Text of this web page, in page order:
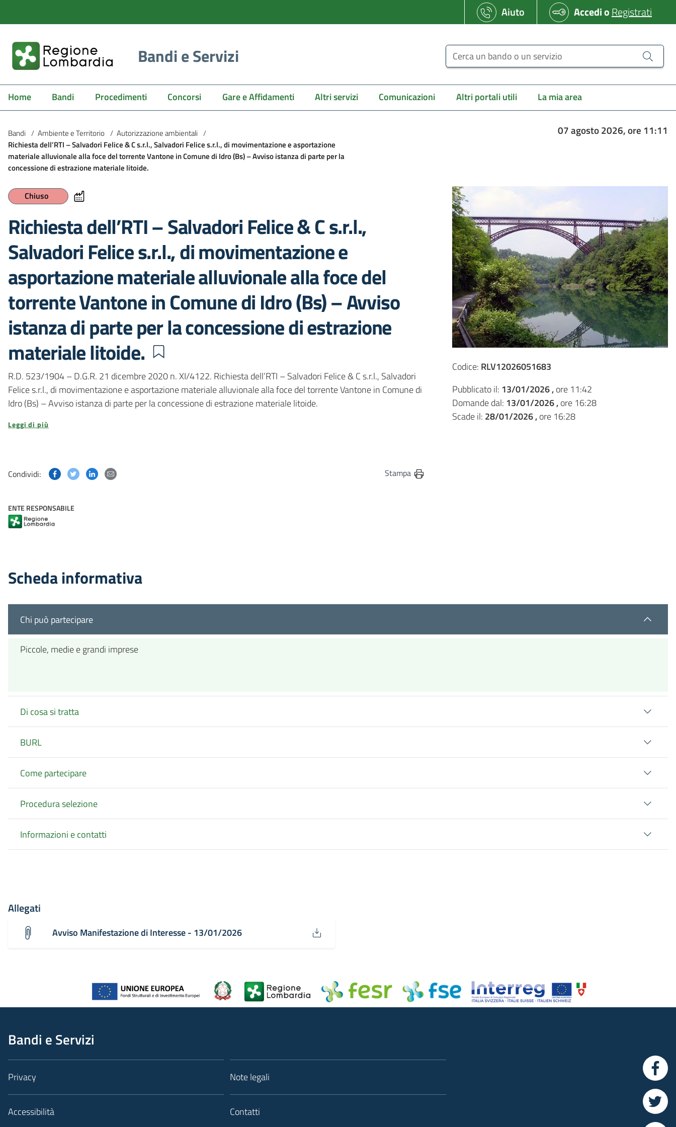
Aiuto AccedioRegistrati
Bandi e Servizi Cerca un bando o un servizio
Home Bandi Procedimenti Concorsi Gare e Affidamenti Altri servizi Comunicazioni Altri portali utili La mia area
Bandi / Ambiente e Territorio / Autorizzazione ambientali /
Richiesta dell’RTI – Salvadori Felice & C s.r.l., Salvadori Felice s.r.l., di movimentazione e asportazione
materiale alluvionale alla foce del torrente Vantone in Comune di Idro (Bs) – Avviso istanza di parte per la
concessione di estrazione materiale litoide.
07 agosto 2026, ore 11:11
Chiuso
Richiesta dell’RTI – Salvadori Felice & C s.r.l.,
Salvadori Felice s.r.l., di movimentazione e
asportazione materiale alluvionale alla foce del
torrente Vantone in Comune di Idro (Bs) – Avviso
istanza di parte per la concessione di estrazione
materiale litoide.
R.D. 523/1904 – D.G.R. 21 dicembre 2020 n. XI/4122. Richiesta dell’RTI – Salvadori Felice & C s.r.l., Salvadori
Felice s.r.l., di movimentazione e asportazione materiale alluvionale alla foce del torrente Vantone in Comune di
Idro (Bs) – Avviso istanza di parte per la concessione di estrazione materiale litoide.
Leggi di più
Condividi: Condividi questa pagina su Facebook
Condividi questa pagina su Twitter
Condividi questa pagina su Linkedin Stampa
ENTE RESPONSABILE
Codice: RLV12026051683
Pubblicato il: 13/01/2026 ,ore 11:42
Domande dal: 13/01/2026 ,ore 16:28
Scade il: 28/01/2026 ,ore 16:28
Scheda informativa
Chi può partecipare
Piccole, medie e grandi imprese
Di cosa si tratta
BURL
Come partecipare
Procedura selezione
Informazioni e contatti
Allegati
Avviso Manifestazione di Interesse - 13/01/2026
Bandi e Servizi
Privacy
Accessibilità
Note legali
Contatti